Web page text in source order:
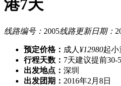
港7天
线路编号： 2005线路更新日期：
预定价格： 成人 ¥12980起小
行程天数： 7天建议提前30-
出发地点： 深圳
出发团期： 2016年2月8日